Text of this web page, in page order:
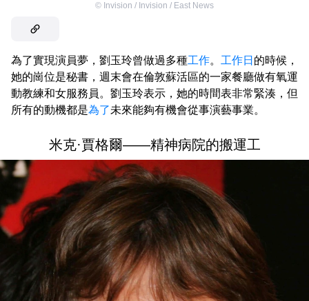
© Invision / Invision / East News
為了實現演員夢，劉玉玲曾做過多種工作。 工作日 的時候，
她的崗位是秘書，週末會在倫敦蘇活區的一家餐廳做有氧運
動教練和女服務員。劉玉玲表示，她的時間表非常緊湊，但
所有的動機都是為了未來能夠有機會從事演藝事業。
米克·賈格爾——精神病院的搬運工